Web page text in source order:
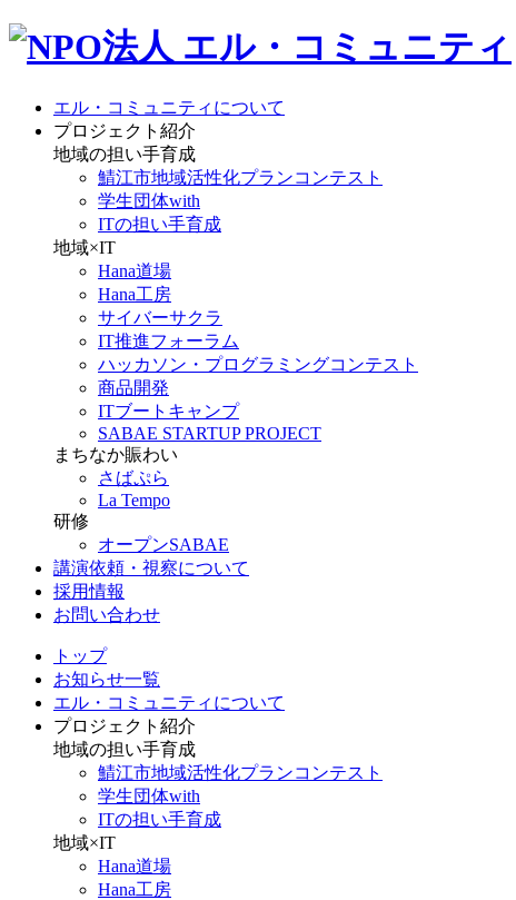
エル・コミュニティについて
プロジェクト紹介
地域の担い手育成
鯖江市地域活性化プランコンテスト
学生団体with
ITの担い手育成
地域×IT
Hana道場
Hana工房
サイバーサクラ
IT推進フォーラム
ハッカソン・プログラミングコンテスト
商品開発
ITブートキャンプ
SABAE STARTUP PROJECT
まちなか賑わい
さばぷら
La Tempo
研修
オープンSABAE
講演依頼・視察について
採用情報
お問い合わせ
トップ
お知らせ一覧
エル・コミュニティについて
プロジェクト紹介
地域の担い手育成
鯖江市地域活性化プランコンテスト
学生団体with
ITの担い手育成
地域×IT
Hana道場
Hana工房